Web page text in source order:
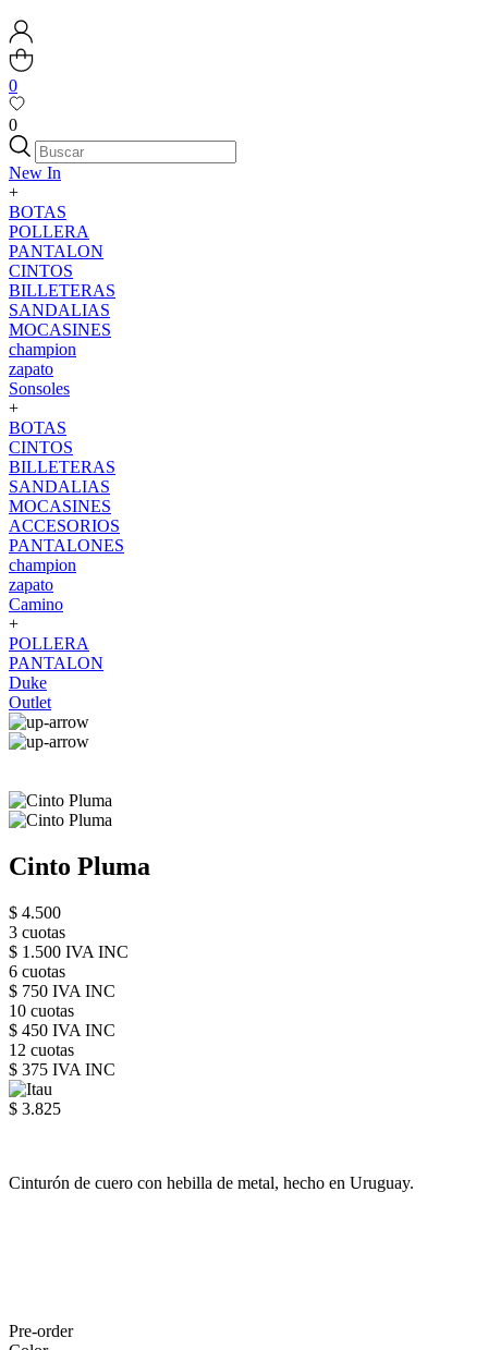
0
0
New In
+
BOTAS
POLLERA
PANTALON
CINTOS
BILLETERAS
SANDALIAS
MOCASINES
champion
zapato
Sonsoles
+
BOTAS
CINTOS
BILLETERAS
SANDALIAS
MOCASINES
ACCESORIOS
PANTALONES
champion
zapato
Camino
+
POLLERA
PANTALON
Duke
Outlet
Cinto Pluma
$ 4.500
3 cuotas
$ 1.500 IVA INC
6 cuotas
$ 750 IVA INC
10 cuotas
$ 450 IVA INC
12 cuotas
$ 375 IVA INC
$ 3.825
Cinturón de cuero con hebilla de metal, hecho en Uruguay.
Pre-order